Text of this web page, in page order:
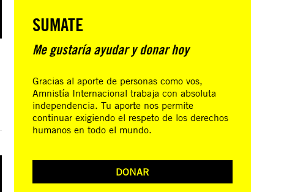
SUMATE
Me gustaría ayudar y donar hoy
Gracias al aporte de personas como vos,
Amnistía Internacional trabaja con absoluta
independencia. Tu aporte nos permite
continuar exigiendo el respeto de los derechos
humanos en todo el mundo.
DONAR